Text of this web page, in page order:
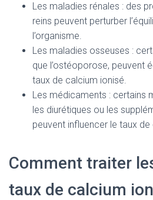
Les maladies rénales : des
reins peuvent perturber
l’organisme.
Les maladies osseuses :
que l’ostéoporose, peuvent
taux de calcium ionisé.
Les médicaments : certains
les diurétiques ou les
peuvent influencer le taux
Comment traiter
taux de calcium